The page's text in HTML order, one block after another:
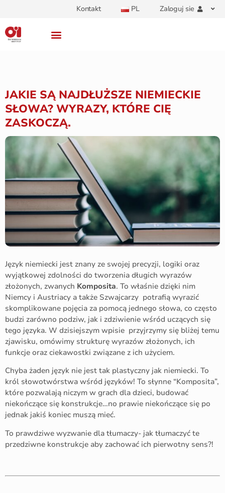
Kontakt PL Zaloguj sie
JAKIE SĄ NAJDŁUŻSZE NIEMIECKIE
SŁOWA? WYRAZY, KTÓRE CIĘ
ZASKOCZĄ.
Język niemiecki jest znany ze swojej precyzji, logiki oraz
wyjątkowej zdolności do tworzenia długich wyrazów
złożonych, zwanych Komposita. To właśnie dzięki nim
Niemcy i Austriacy a także Szwajcarzy potrafią wyrazić
skomplikowane pojęcia za pomocą jednego słowa, co często
budzi zarówno podziw, jak i zdziwienie wśród uczących się
tego języka. W dzisiejszym wpisie przyjrzymy się bliżej temu
zjawisku, omówimy strukturę wyrazów złożonych, ich
funkcje oraz ciekawostki związane z ich użyciem.
Chyba żaden język nie jest tak plastyczny jak niemiecki. To
król słowotwórstwa wśród języków! To słynne “Komposita”,
które pozwalają niczym w grach dla dzieci, budować
niekończące się konstrukcje…no prawie niekończące się po
jednak jakiś koniec muszą mieć.
To prawdziwe wyzwanie dla tłumaczy- jak tłumaczyć te
przedziwne konstrukcje aby zachować ich pierwotny sens?!